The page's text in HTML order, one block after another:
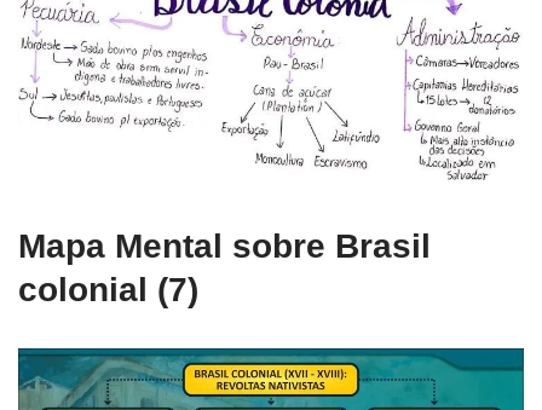
Mapa Mental sobre Brasil
colonial (7)